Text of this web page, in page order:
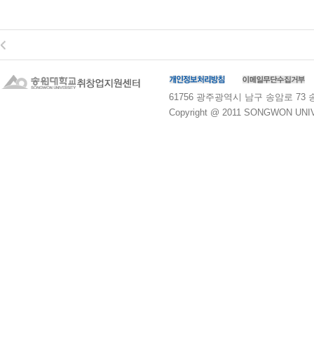
61756 광주광역시 남구 송암로 73
Copyright @ 2011 SONGWON